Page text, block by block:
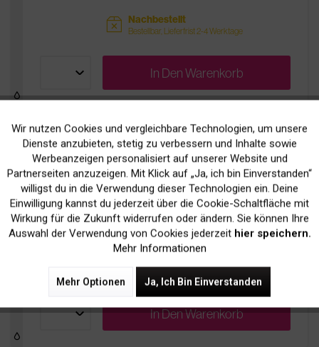
sold Nachbestellt
Bestellbar, Lieferfrist 2-4 Werktage
In DenWarenkorb
Original Xerox 115R00070 Fixiereinheit
174,90 € *
inkl. MwSt.zzgl. Versandkosten
pages Bis zu 150.000 Seitenbei 5% Deckung
In DenWarenkorb
Funktionale Aktiv
Marketing Inaktiv
Tracking Inaktiv
Wir nutzen Cookies und vergleichbare Technologien, um unsere
Dienste anzubieten, stetig zu verbessern und Inhalte sowie
Werbeanzeigen personalisiert auf unserer Website und
Partnerseiten anzuzeigen. Mit Klick auf „Ja, ich bin Einverstanden“
willigst du in die Verwendung dieser Technologien ein. Deine
Einwilligung kannst du jederzeit über die Cookie-Schaltfläche mit
Wirkung für die Zukunft widerrufen oder ändern. Sie können Ihre
Auswahl der Verwendung von Cookies jederzeit hier speichern.
Mehr Informationen
Mehr Optionen Ja, Ich Bin Einverstanden